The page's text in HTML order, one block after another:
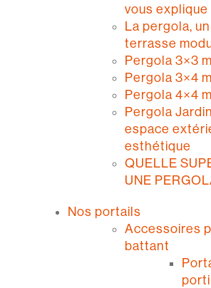
vous explique
La pergola,
terrasse
Pergola 3×3
Pergola 3×4
Pergola 4×4
Pergola
espace
esthétique
QUELLE
UNE
Nos portails
Accessoires
battant